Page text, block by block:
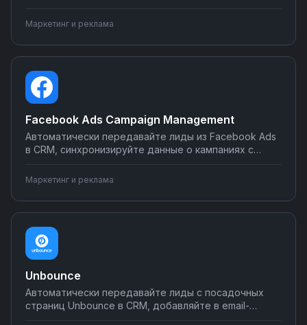
в Telegram или Slack. Интегрируйте Search Console с
вашими инструментами аналитики и отчётности
через Nodul без программирования.
Маркетинг и реклама
Facebook Ads Campaign Management
Автоматически передавайте лиды из Facebook Ads
в CRM, синхронизируйте данные о кампаниях с
результатах в мессенджеры. Настраивайте
интеграции рекламных кампаний без
программирования на Nodul.
Маркетинг и реклама
Unbounce
Автоматически передавайте лиды с посадочных
страниц Unbounce в CRM, добавляйте в email-